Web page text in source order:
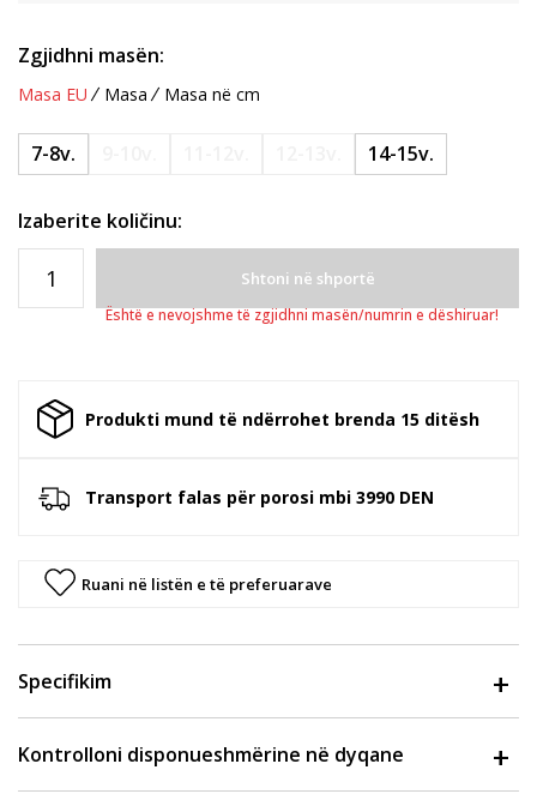
Zgjidhni masën:
Masa EU Masa Masa në cm
7-8v. 14-15v.
Izaberite količinu:
Shtoni në shportë
Është e nevojshme të zgjidhni masën/numrin e dëshiruar!
Produkti mund të ndërrohet brenda 15 ditësh
Transport falas për porosi mbi 3990 DEN
Ruani në listën e të preferuarave
Specifikim
Kontrolloni disponueshmërine në dyqane